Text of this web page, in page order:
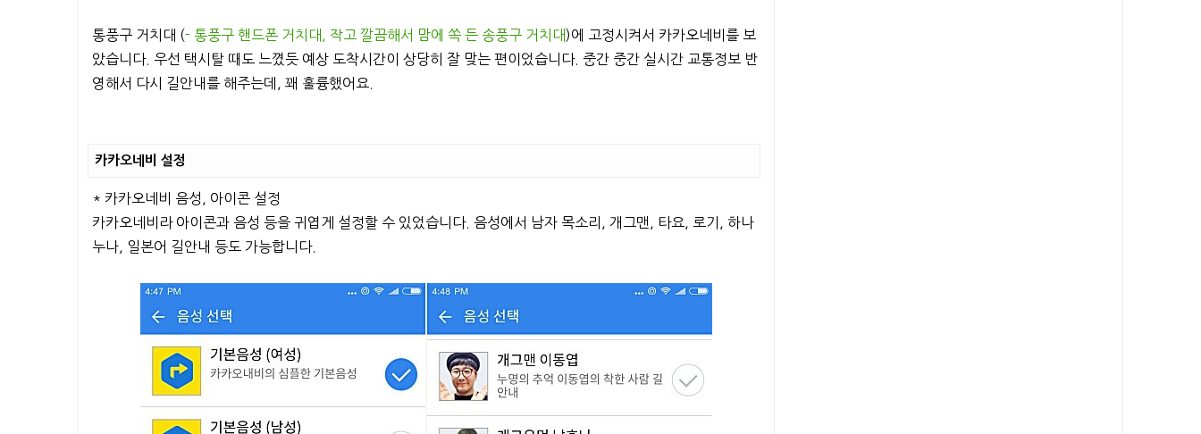
통풍구 거치대 (- 통풍구 핸드폰 거치대, 작고 깔끔해서 맘에 쏙 든 송풍구 거치대)에 고정시켜서 카카오네비를 보
았습니다. 우선 택시탈 때도 느꼈듯 예상 도착시간이 상당히 잘 맞는 편이었습니다. 중간 중간 실시간 교통정보 반
영해서 다시 길안내를 해주는데, 꽤 훌륭했어요.
카카오네비 설정
* 카카오네비 음성, 아이콘 설정
카카오네비라 아이콘과 음성 등을 귀엽게 설정할 수 있었습니다. 음성에서 남자 목소리, 개그맨, 타요, 로기, 하나
누나, 일본어 길안내 등도 가능합니다.